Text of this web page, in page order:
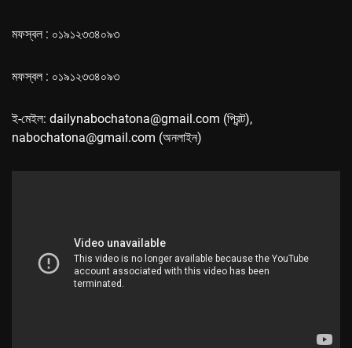
মফস্বল : ০১৯১২৩৩৪০৯৩
মফস্বল : ০১৯১২৩৩৪০৯৩
ই-মেইল: dailynabochatona@gmail.com (প্রিন্ট),
nabochatona@gmail.com (অনলাইন)